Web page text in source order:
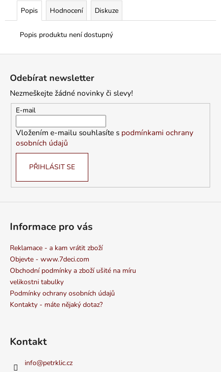
Popis Hodnocení Diskuze
Popis produktu není dostupný
Odebírat newsletter
Nezmeškejte žádné novinky či slevy!
E-mail
Vložením e-mailu souhlasíte s podmínkami ochrany
osobních údajů
PŘIHLÁSIT SE
Informace pro vás
Reklamace - a kam vrátit zboží
Objevte - www.7deci.com
Obchodní podmínky a zboží ušité na míru
velikostni tabulky
Podmínky ochrany osobních údajů
Kontakty - máte nějaký dotaz?
Kontakt
info@petrklic.cz